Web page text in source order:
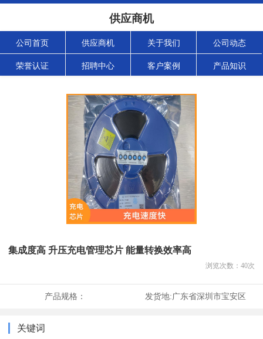
供应商机
公司首页 供应商机 关于我们 公司动态
荣誉认证 招聘中心 客户案例 产品知识
集成度高 升压充电管理芯片 能量转换效率高
浏览次数： 40次
产品规格： 发货地:广东省深圳市宝安区
关键词